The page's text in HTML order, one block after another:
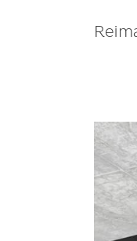
ออกแบบ
เปิด
มุม
มอง
ใหม่